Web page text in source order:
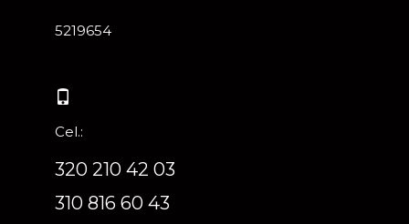
5219654
Cel.:
320 210 42 03
310 816 60 43